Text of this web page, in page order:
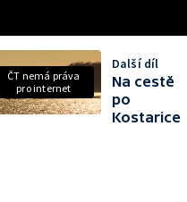
ČT nemá práva
pro internet
Další díl
Na cestě
po
Kostarice